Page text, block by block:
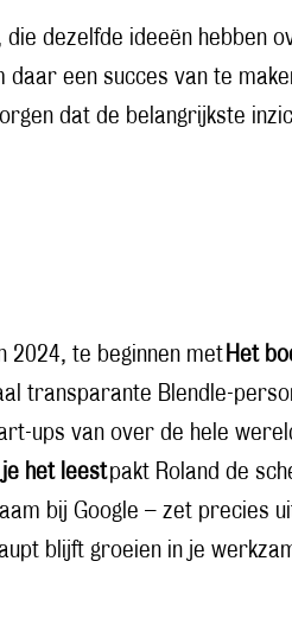
dezelfde ideeën hebben
een succes van te
dat de belangrijkste
2024, te beginnen met Het
transparante Blendle-
ups van over de hele
het leestpakt Roland de
bij Google – zet precies
blijft groeien in je